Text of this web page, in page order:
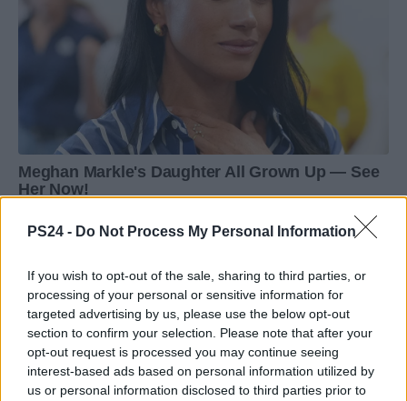
PS24 - Do Not Process My Personal Information
If you wish to opt-out of the sale, sharing to third parties, or
processing of your personal or sensitive information for
targeted advertising by us, please use the below opt-out
section to confirm your selection. Please note that after your
opt-out request is processed you may continue seeing
interest-based ads based on personal information utilized by
us or personal information disclosed to third parties prior to